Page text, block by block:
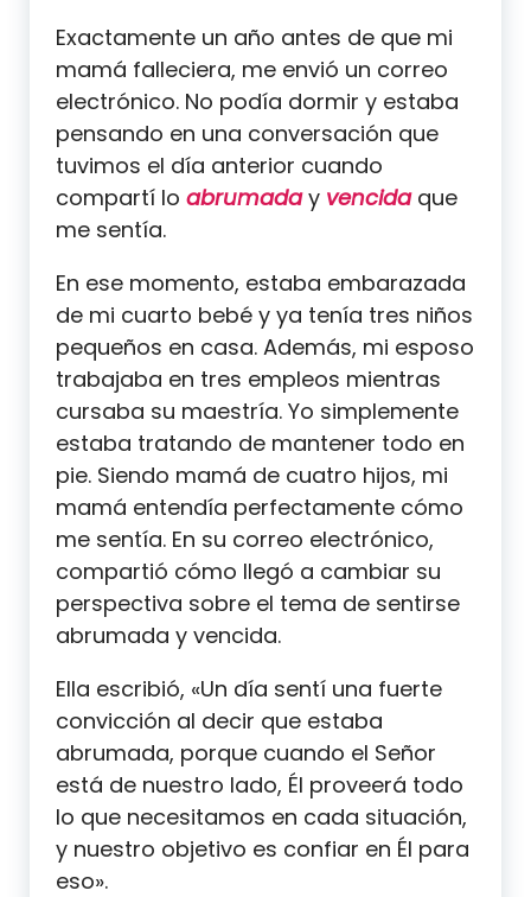
Exactamente un año antes de que mi
mamá falleciera, me envió un correo
electrónico. No podía dormir y estaba
pensando en una conversación que
tuvimos el día anterior cuando
compartí lo abrumaday vencidaque
me sentía.
En ese momento, estaba embarazada
de mi cuarto bebé y ya tenía tres niños
pequeños en casa. Además, mi esposo
trabajaba en tres empleos mientras
cursaba su maestría. Yo simplemente
estaba tratando de mantener todo en
pie. Siendo mamá de cuatro hijos, mi
mamá entendía perfectamente cómo
me sentía. En su correo electrónico,
compartió cómo llegó a cambiar su
perspectiva sobre el tema de sentirse
abrumada y vencida.
Ella escribió, «Un día sentí una fuerte
convicción al decir que estaba
abrumada, porque cuando el Señor
está de nuestro lado, Él proveerá todo
lo que necesitamos en cada situación,
y nuestro objetivo es confiar en Él para
eso».